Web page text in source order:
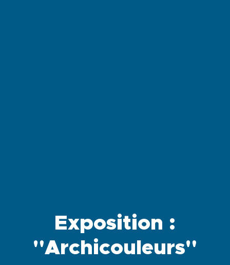
Exposition :
"Archicouleurs"